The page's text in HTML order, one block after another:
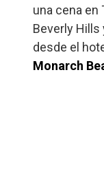
una cena en
Beverly
desde el
Monarch